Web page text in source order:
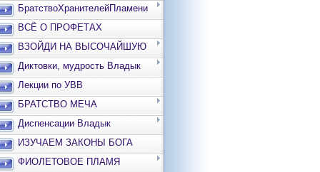
БратствоХранителейПламени
ВСЁ О ПРОФЕТАХ
ВЗОЙДИ НА ВЫСОЧАЙШУЮ
ВЕРШИНУ
Диктовки, мудрость Владык
Лекции по УВВ
БРАТСТВО МЕЧА
Диспенсации Владык
ИЗУЧАЕМ ЗАКОНЫ БОГА
ФИОЛЕТОВОЕ ПЛАМЯ